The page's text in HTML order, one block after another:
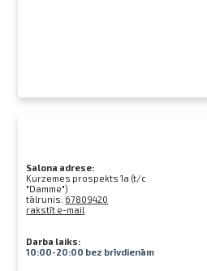
Salona adrese:
Kurzemes prospekts 1a (t/c
"Damme")
tālrunis: 67809420
rakstīt e-mail
Darba laiks:
10:00-20:00 bez brīvdienām